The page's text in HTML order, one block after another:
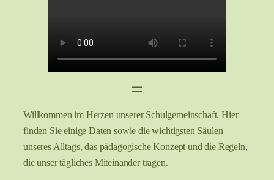
Willkommen im Herzen unserer Schulgemeinschaft. Hier
finden Sie einige Daten sowie die wichtigsten Säulen
unseres Alltags, das pädagogische Konzept und die Regeln,
die unser tägliches Miteinander tragen.